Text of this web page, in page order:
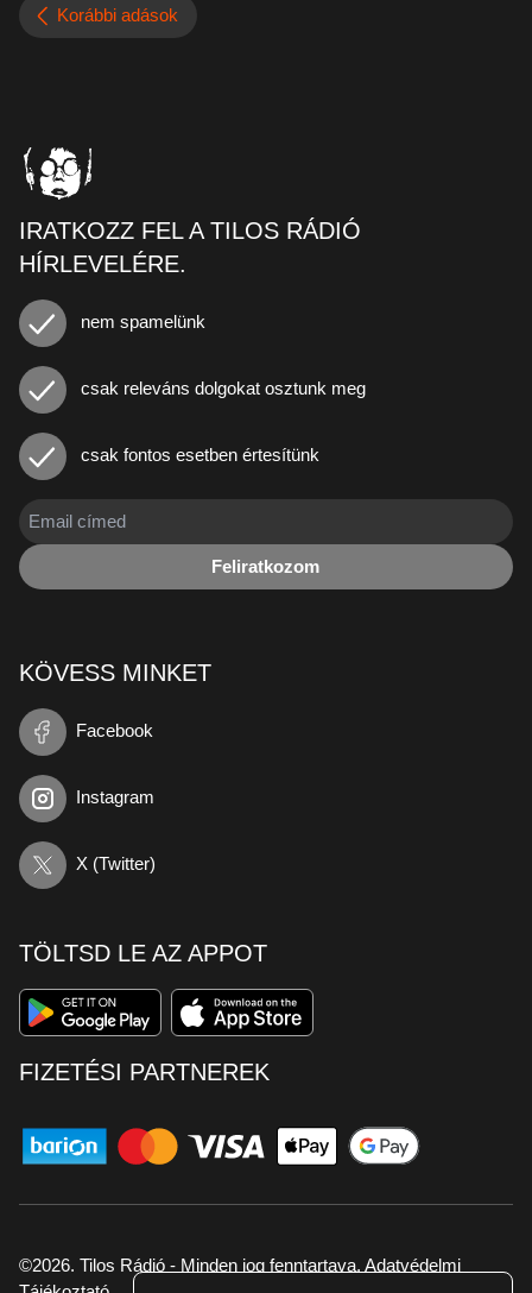
Korábbi adások
IRATKOZZ FEL A TILOS RÁDIÓ
HÍRLEVELÉRE.
nem spamelünk
csak releváns dolgokat osztunk meg
csak fontos esetben értesítünk
Feliratkozom
KÖVESS MINKET
Facebook
Instagram
X (Twitter)
TÖLTSD LE AZ APPOT
FIZETÉSI PARTNEREK
©2026. Tilos Rádió - Minden jog fenntartava. Adatvédelmi